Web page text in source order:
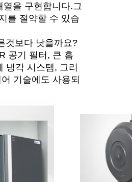
을 구현합니다.그
를 절약할 수 있습
것보다 낫을까요?
공기 필터, 큰 흡
냉각 시스템, 그리
기술에도 사용되